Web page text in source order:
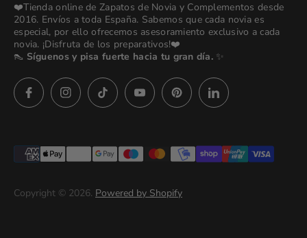
❤️Tienda online de Zapatos de Novia y Complementos desde
2016. Envíos a toda España. Sabemos que cada novia es
especial, por ello ofrecemos asesoramiento exclusivo a cada
novia. ¡Disfruta de los preparativos!❤️
👠 Síguenos y pisa fuerte hacia tu gran día. ✨
Search
contact us
💒 Novias Reales 💍✨
🚚 Envío y Cambios
Política de Privacidad
Imágenes descargables
Politica de privacidad (prueba)
Copyright © 2026. Powered by Shopify